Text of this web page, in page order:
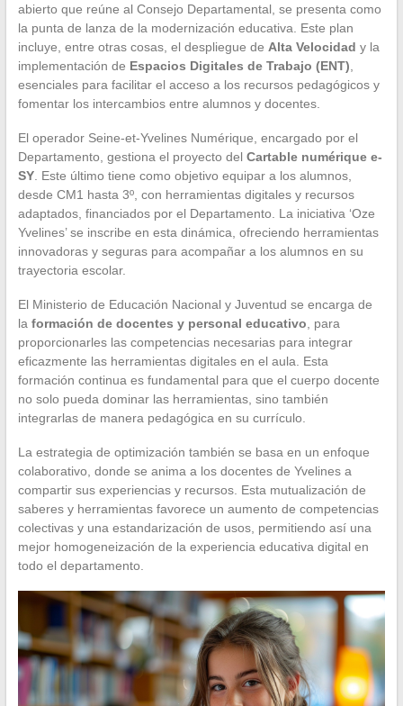
abierto que reúne al Consejo Departamental, se presenta como
la punta de lanza de la modernización educativa. Este plan
incluye, entre otras cosas, el despliegue de Alta Velocidad y la
implementación de Espacios Digitales de Trabajo (ENT)
esenciales para facilitar el acceso a los recursos pedagógicos y
fomentar los intercambios entre alumnos y docentes.
El operador Seine-et-Yvelines Numérique, encargado por el
Departamento, gestiona el proyecto del Cartable numérique e-
SY. Este último tiene como objetivo equipar a los alumnos,
desde CM1 hasta 3º, con herramientas digitales y recursos
adaptados, financiados por el Departamento. La iniciativa ‘Oze
Yvelines’ se inscribe en esta dinámica, ofreciendo herramientas
innovadoras y seguras para acompañar a los alumnos en su
trayectoria escolar.
El Ministerio de Educación Nacional y Juventud se encarga de
la formación de docentes y personal educativo , para
proporcionarles las competencias necesarias para integrar
eficazmente las herramientas digitales en el aula. Esta
formación continua es fundamental para que el cuerpo docente
no solo pueda dominar las herramientas, sino también
integrarlas de manera pedagógica en su currículo.
La estrategia de optimización también se basa en un enfoque
colaborativo, donde se anima a los docentes de Yvelines a
compartir sus experiencias y recursos. Esta mutualización de
saberes y herramientas favorece un aumento de competencias
colectivas y una estandarización de usos, permitiendo así una
mejor homogeneización de la experiencia educativa digital en
todo el departamento.